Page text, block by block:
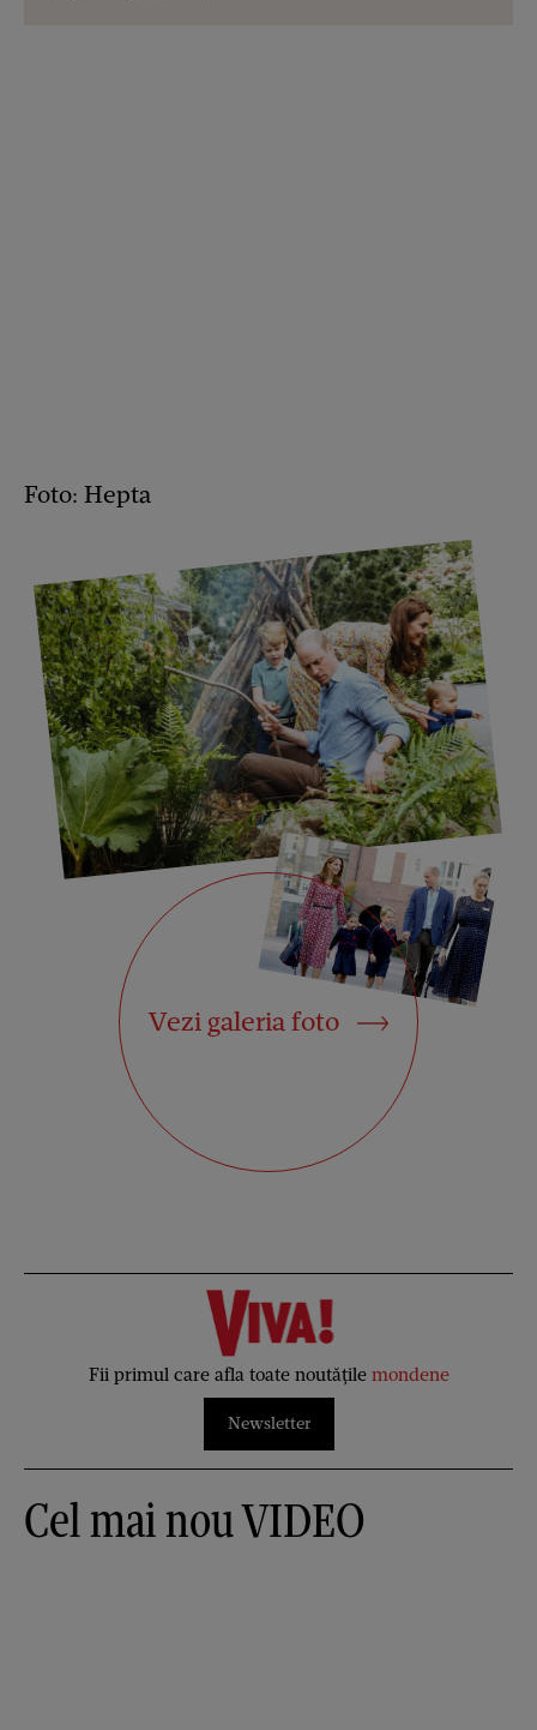
Foto: Hepta
Vezi galeria foto
Fii primul care afla toate noutățile mondene
Newsletter
Cel mai nou VIDEO